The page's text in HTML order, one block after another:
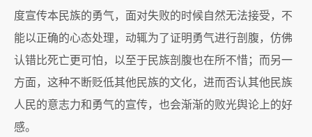
度宣传本民族的勇气，面对失败的时候自然无法接受，不
能以正确的心态处理，动辄为了证明勇气进行剖腹，仿佛
认错比死亡更可怕，以至于民族剖腹也在所不惜；而另一
方面，这种不断贬低其他民族的文化，进而否认其他民族
人民的意志力和勇气的宣传，也会渐渐的败光舆论上的好
感。